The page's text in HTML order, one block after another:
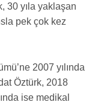
30 yıla yaklaşan
pek çok kez
2007 yılında
Öztürk, 2018
ise medikal